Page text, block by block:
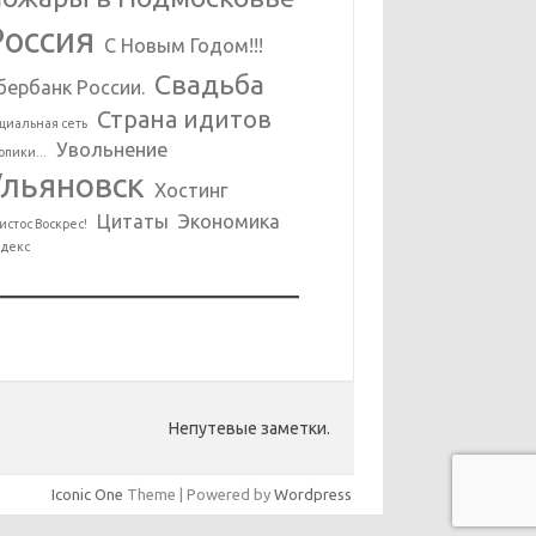
С Новым Годом!!!
России. Свадьба
сеть Страна идитов
Увольнение
Хостинг
Воскрес! Цитаты Экономика
Непутевые заметки.
Iconic One Theme | Powered by Wordpress